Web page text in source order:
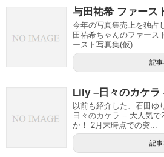
与田祐希 ファース
今年の写真集売上を独占
田祐希ちゃんのファース
ースト写真集(仮) ...
記事
Lily –日々のカケ
以前も紹介した、石田ゆ
日々のカケラ -- 大人気
か！ 2月末時点での突...
記事